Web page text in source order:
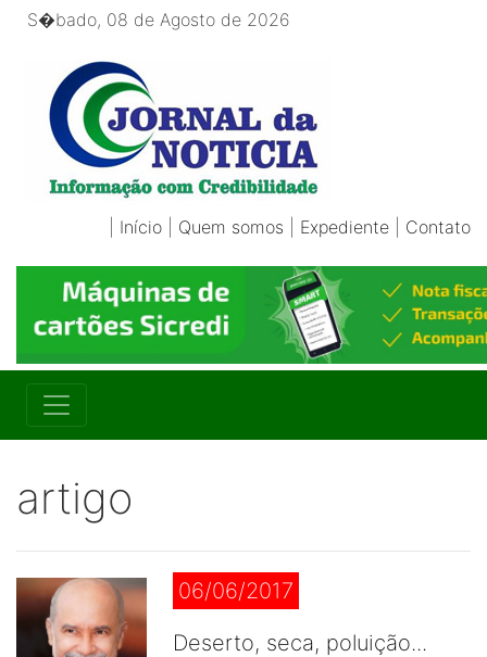
S�bado, 08 de Agosto de 2026
Início Quem somos Expediente Contato
artigo
06/06/2017
Deserto, seca, poluição...